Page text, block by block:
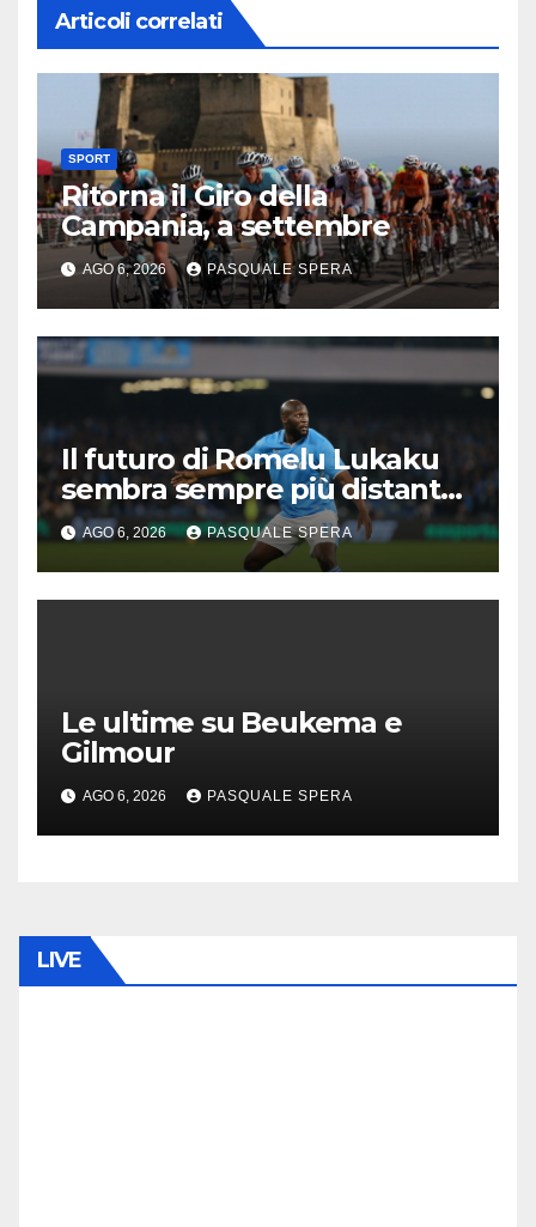
Articoli correlati
SPORT
Ritorna il Giro della
Campania, a settembre
AGO 6, 2026 PASQUALE SPERA
Il futuro di Romelu Lukaku
sembra sempre più distante
dal Napoli.
AGO 6, 2026 PASQUALE SPERA
Le ultime su Beukema e
Gilmour
AGO 6, 2026 PASQUALE SPERA
LIVE